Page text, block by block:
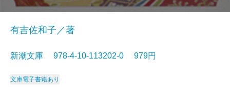
有吉佐和子／著
新潮文庫 978-4-10-113202-0 979円
文庫電子書籍あり